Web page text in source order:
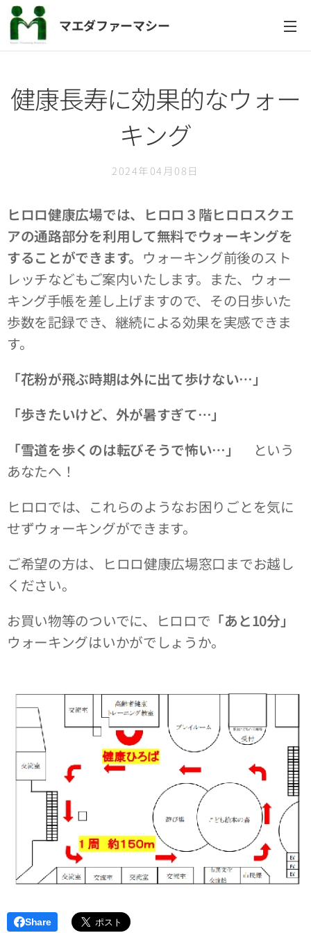
マエダファーマシー
健康長寿に効果的なウォー
キング
2024年04月08日
ヒロロ健康広場では、ヒロロ３階ヒロロスクエ
アの通路部分を利用して無料でウォーキングを
することができます。 ウォーキング前後のスト
レッチなどもご案内いたします。また、ウォー
キング手帳を差し上げますので、その日歩いた
歩数を記録でき、継続による効果を実感できま
す。
「花粉が飛ぶ時期は外に出て歩けない…」
「歩きたいけど、外が暑すぎて…」
「雪道を歩くのは転びそうで怖い…」
という
あなたへ！
ヒロロでは、これらのようなお困りごとを気に
せずウォーキングができます。
ご希望の方は、ヒロロ健康広場窓口までお越し
ください。
お買い物等のついでに、ヒロロで 「あと10分」
ウォーキングはいかがでしょうか。
Share